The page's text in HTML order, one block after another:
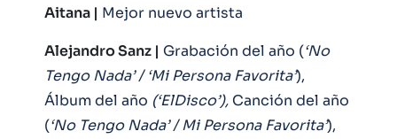
Aitana | Mejor nuevo artista
Alejandro Sanz | Grabación del año (‘No
Tengo Nada’ / ‘Mi Persona Favorita’),
Álbum del año (‘ElDisco’), Canción del año
(‘No Tengo Nada’ / Mi Persona Favorita’),